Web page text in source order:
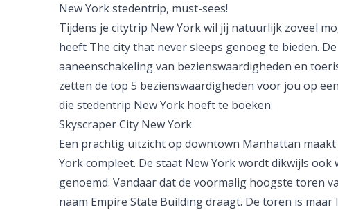
New York stedentrip, must-sees!
Tijdens je citytrip New York wil jij natuurlijk zoveel
heeft The city that neversleeps genoeg te bieden.
aaneenschakeling van bezienswaardigheden en
zetten de top 5 bezienswaardigheden voor jou op
die stedentrip New York hoeft te boeken.
Skyscraper City New York
Een prachtig uitzicht op downtown Manhattan
York compleet. De staat New York wordt dikwijls ook
genoemd. Vandaar dat de voormalig hoogste toren
naam Empire State Building draagt. De toren is